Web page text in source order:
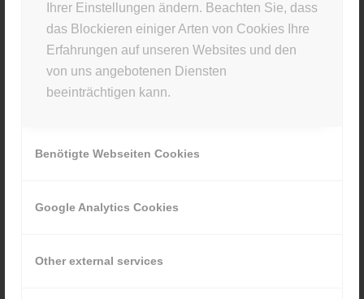
Ihrer Einstellungen ändern. Beachten Sie, dass
das Blockieren einiger Arten von Cookies Ihre
Erfahrungen auf unseren Websites und den
von uns angebotenen Diensten
beeinträchtigen kann.
Benötigte Webseiten Cookies
Google Analytics Cookies
Other external services
STUDIO INFO
Materia Viva
Kellerstr. 43 · 81667 München
NAVIGATION
Corporate Media